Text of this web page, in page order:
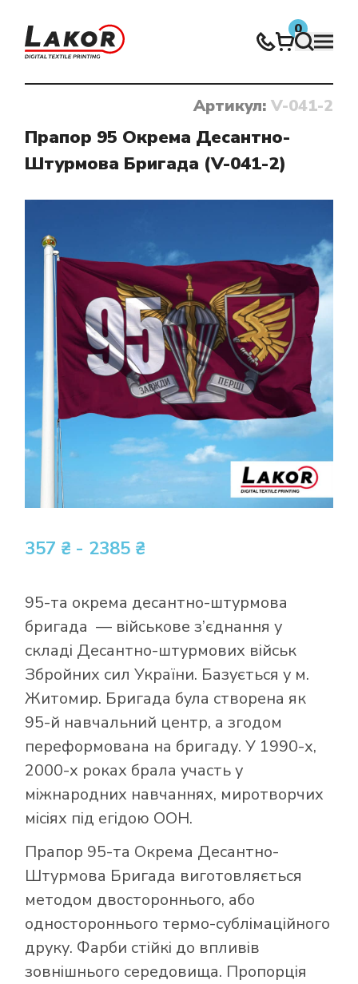
0
Нічого не знайдено
Артикул: V-041-2
Прапор 95 Окрема Десантно-
Штурмова Бригада (V-041-2)
357 ₴ - 2385 ₴
95-та окрема десантно-штурмова
бригада — військове з’єднання у
складі Десантно-штурмових військ
Збройних сил України. Базується у м.
Житомир. Бригада була створена як
95-й навчальний центр, а згодом
переформована на бригаду. У 1990-х,
2000-х роках брала участь у
міжнародних навчаннях, миротворчих
місіях під егідою ООН.
Прапор 95-та Окрема Десантно-
Штурмова Бригада виготовляється
методом двостороннього, або
одностороннього термо-сублімаційного
друку. Фарби стійкі до впливів
зовнішнього середовища. Пропорція